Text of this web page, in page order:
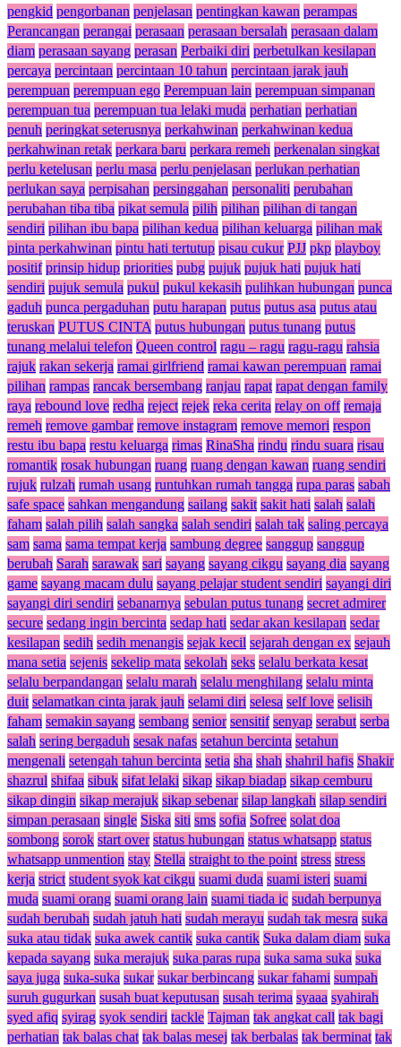
pengkid pengorbanan penjelasan pentingkan kawan perampas
Perancangan perangai perasaan perasaan bersalah perasaan dalam
diam perasaan sayang perasan Perbaiki diri perbetulkan kesilapan
percaya percintaan percintaan 10 tahun percintaan jarak jauh
perempuan perempuan ego Perempuan lain perempuan simpanan
perempuan tua perempuan tua lelaki muda perhatian perhatian
penuh peringkat seterusnya perkahwinan perkahwinan kedua
perkahwinan retak perkara baru perkara remeh perkenalan singkat
perlu ketelusan perlu masa perlu penjelasan perlukan perhatian
perlukan saya perpisahan persinggahan personaliti perubahan
perubahan tiba tiba pikat semula pilih pilihan pilihan di tangan
sendiri pilihan ibu bapa pilihan kedua pilihan keluarga pilihan mak
pinta perkahwinan pintu hati tertutup pisau cukur PJJ pkp playboy
positif prinsip hidup priorities pubg pujuk pujuk hati pujuk hati
sendiri pujuk semula pukul pukul kekasih pulihkan hubungan punca
gaduh punca pergaduhan putu harapan putus putus asa putus atau
teruskan PUTUS CINTA putus hubungan putus tunang putus
tunang melalui telefon Queen control ragu – ragu ragu-ragu rahsia
rajuk rakan sekerja ramai girlfriend ramai kawan perempuan ramai
pilihan rampas rancak bersembang ranjau rapat rapat dengan family
raya rebound love redha reject rejek reka cerita relay on off remaja
remeh remove gambar remove instagram remove memori respon
restu ibu bapa restu keluarga rimas RinaSha rindu rindu suara risau
romantik rosak hubungan ruang ruang dengan kawan ruang sendiri
rujuk rulzah rumah usang runtuhkan rumah tangga rupa paras sabah
safe space sahkan mengandung sailang sakit sakit hati salah salah
faham salah pilih salah sangka salah sendiri salah tak saling percaya
sam sama sama tempat kerja sambung degree sanggup sanggup
berubah Sarah sarawak sari sayang sayang cikgu sayang dia sayang
game sayang macam dulu sayang pelajar student sendiri sayangi diri
sayangi diri sendiri sebanarnya sebulan putus tunang secret admirer
secure sedang ingin bercinta sedap hati sedar akan kesilapan sedar
kesilapan sedih sedih menangis sejak kecil sejarah dengan ex sejauh
mana setia sejenis sekelip mata sekolah seks selalu berkata kesat
selalu berpandangan selalu marah selalu menghilang selalu minta
duit selamatkan cinta jarak jauh selami diri selesa self love selisih
faham semakin sayang sembang senior sensitif senyap serabut serba
salah sering bergaduh sesak nafas setahun bercinta setahun
mengenali setengah tahun bercinta setia sha shah shahril hafis Shakir
shazrul shifaa sibuk sifat lelaki sikap sikap biadap sikap cemburu
sikap dingin sikap merajuk sikap sebenar silap langkah silap sendiri
simpan perasaan single Siska siti sms sofia Sofree solat doa
sombong sorok start over status hubungan status whatsapp status
whatsapp unmention stay Stella straight to the point stress stress
kerja strict student syok kat cikgu suami duda suami isteri suami
muda suami orang suami orang lain suami tiada ic sudah berpunya
sudah berubah sudah jatuh hati sudah merayu sudah tak mesra suka
suka atau tidak suka awek cantik suka cantik Suka dalam diam suka
kepada sayang suka merajuk suka paras rupa suka sama suka suka
saya juga suka-suka sukar sukar berbincang sukar fahami sumpah
suruh gugurkan susah buat keputusan susah terima syaaa syahirah
syed afiq syirag syok sendiri tackle Tajman tak angkat call tak bagi
perhatian tak balas chat tak balas mesej tak berbalas tak berminat tak